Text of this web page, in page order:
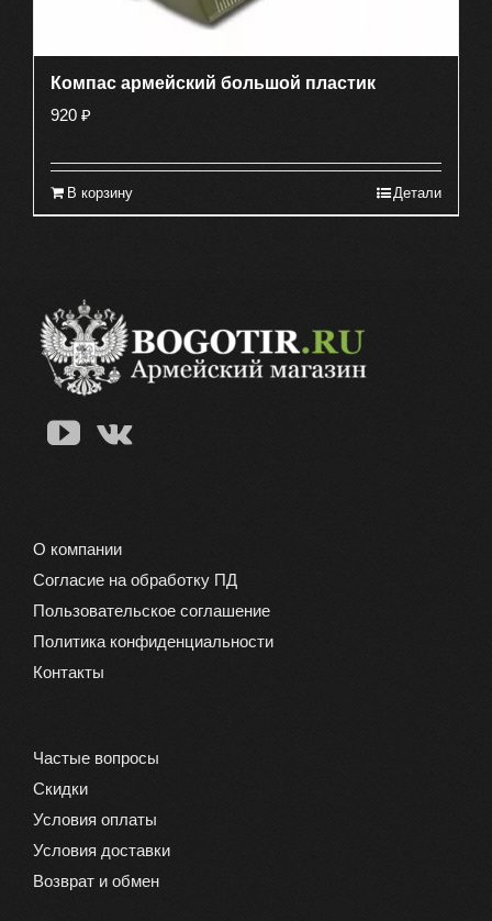
Компас армейский большой пластик
920 ₽
В корзину Детали
О компании
Согласие на обработку ПД
Пользовательское соглашение
Политика конфиденциальности
Контакты
Частые вопросы
Скидки
Условия оплаты
Условия доставки
Возврат и обмен